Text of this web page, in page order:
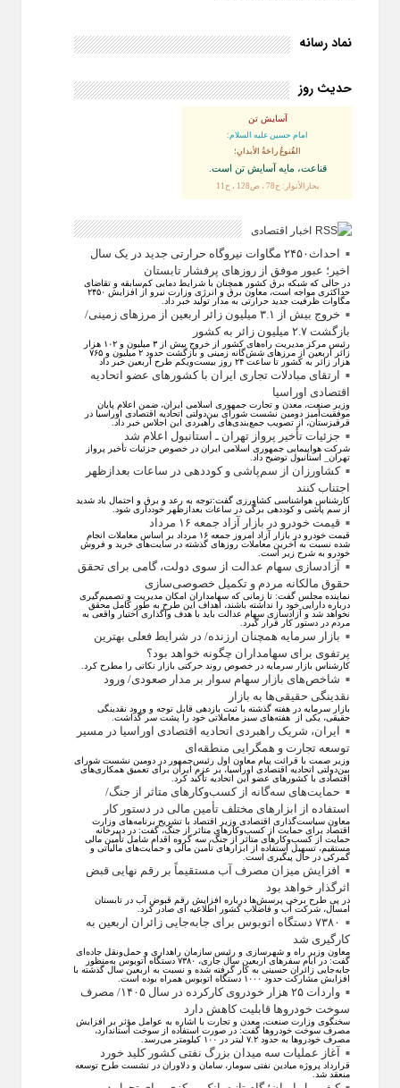
نماد رسانه
حدیث روز
آسایش تن
امام حسین علیه السلام:
القُنوعُ راحَةُ الأبدانِ؛
قناعت، مايه آسايش تن است.
بحارالأنوار: ج78 ، ص128 ، ح11
اخبار اقتصادی
احداث۲۴۵۰ مگاوات نیروگاه حرارتی جدید در یک سال
اخیر؛ عبور موفق از روز‌های پرفشار تابستان
در حالی که شبکه برق کشور همچنان با شرایط دمایی کم‌سابقه و تقاضای
حداکثری مواجه است، معاون برق و انرژی وزارت نیرو از افزایش ۲۴۵۰
مگاوات ظرفیت جدید حرارتی به مدار تولید خبر داد.
خروج بیش از ۳.۱ میلیون زائر اربعین از مرزهای زمینی/
بازگشت ۲.۷ میلیون زائر به کشور
رئیس مرکز مدیریت راه‌های کشور از خروج بیش از ۳ میلیون و ۱۰۲ هزار
زائر اربعین از مرزهای شش‌گانه زمینی و بازگشت حدود ۲ میلیون و ۷۶۵
هزار زائر به کشور تا ساعت ۲۴ روز بیست‌ویکم طرح اربعین خبر داد
ارتقای مبادلات تجاری ایران با کشور‌های عضو اتحادیه
اقتصادی اوراسیا
وزیر صنعت، معدن و تجارت جمهوری اسلامی ایران، ضمن اعلام پایان
موفقیت‌آمیز دومین نشست شورای بین‌دولتی اتحادیه اقتصادی اوراسیا در
قرقیزستان، از تصویب جمع‌بندی‌های راهبردی این اجلاس خبر داد.
جزئیات تأخیر پرواز تهران ـ استانبول اعلام شد
شرکت هواپیمایی جمهوری اسلامی ایران در خصوص جزئیات تأخیر پرواز
تهران_ استانبول توضیح داد.
کشاورزان از سم‌پاشی و کوددهی در ساعات بعدازظهر
اجتناب کنند
کارشناس هواشناسی کشاورزی گفت:توجه به رعد و برق و احتمال باد شدید
از سم پاشی و کوددهی برگی در ساعات بعدازظهر خودداری شود.
قیمت خودرو در بازار آزاد جمعه ۱۶ مرداد
قیمت خودرو در بازار آزاد امروز جمعه ۱۶ مرداد بر اساس معاملات انجام
شده نسبت به آخرین معاملات روز‌های گذشته در سایت‌های خرید و فروش
خودرو به شرح زیر است.
آزادسازی سهام عدالت از سوی دولت، گامی برای تحقق
حقوق مالکانه مردم و تکمیل خصوصی‌سازی
نماینده مجلس گفت: تا زمانی که سهامداران امکان مدیریت و تصمیم‌گیری
درباره دارایی خود را نداشته باشند، اهداف این طرح به طور کامل محقق
نخواهد شد و آزادسازی سهام عدالت باید با هدف واگذاری اختیار واقعی به
مردم در دستور کار قرار گیرد.
بازار سرمایه همچنان ارزنده/ در شرایط فعلی بهترین
پرتفوی برای سهامداران چگونه خواهد بود؟
کارشناس بازار سرمایه در خصوص روند حرکتی بازار نکاتی را مطرح کرد.
شاخص‌های بازار سهام سوار بر مدار صعودی/ ورود
نقدینگی حقیقی‌ها به بازار
بازار سرمایه در هفته گذشته با ثبت بازدهی قابل توجه و ورود نقدینگی
حقیقی، یکی از هفته‌های سبز معاملاتی خود را پشت سر گذاشت.
ایران، شریک راهبردی اتحادیه اقتصادی اوراسیا در مسیر
توسعه تجارت و همگرایی منطقه‌ای
وزیر صمت با قرائت پیام معاون اول رئیس‌جمهور در دومین نشست شورای
بین‌دولتی اتحادیه اقتصادی اوراسیا، بر عزم ایران برای تعمیق همکاری‌های
اقتصادی با کشورهای عضو این اتحادیه تأکید کرد.
حمایت‌های سه‌گانه از کسب‌وکارهای متاثر از جنگ/
استفاده از ابزارهای مختلف تأمین مالی در دستور کار
معاون سیاست‌گذاری اقتصادی وزیر اقتصاد با تشریح برنامه‌های وزارت
اقتصاد برای حمایت از کسب‌وکار‌های متاثر از جنگ، گفت: در دبیرخانه
حمایت از کسب‌وکار‌های متاثر از جنگ، سه گروه اقدام شامل تأمین مالی
مستقیم، تسهیل استفاده از ابزار‌های تأمین مالی و حمایت‌های مالیاتی و
گمرکی در حال پیگیری است.
افزایش میزان مصرف آب مستقیماً بر رقم نهایی قبض
اثرگذار خواهد بود
در پی طرح برخی پرسش‌ها درباره افزایش رقم قبوض آب در تابستان
امسال، شرکت آب و فاضلاب کشور اطلاعیه ای صادر کرد.
۷۳۸۰ دستگاه اتوبوس برای جابه‌جایی زائران اربعین به
کارگیری شد
معاون وزیر راه و شهرسازی و رئیس سازمان راهداری و حمل‌ونقل جاده‌ای
گفت: در ایام سفرهای اربعین سال جاری، ۷۳۸۰ دستگاه اتوبوس به‌منظور
جابه‌جایی زائران حسینی به‌ کار گرفته شده و نسبت به اربعین سال گذشته با
افزایش مشارکت حدود ۱۰۰۰ دستگاه اتوبوس همراه بوده است.
واردات ۲۵ هزار خودروی کارکرده در سال ۱۴۰۵/ مصرف
سوخت خودرو‌ها قابلیت کاهش دارد
سخنگوی وزارت صنعت، معدن و تجارت با اشاره به عوامل مؤثر بر افزایش
مصرف سوخت خودرو‌ها گفت: در صورت استفاده از سوخت استاندارد،
مصرف خودرو‌ها به حدود ۷.۲ لیتر در ۱۰۰ کیلومتر می‌رسد.
آغاز عملیات سه میدان بزرگ نفتی کشور کلید خورد
قرارداد پروژه میادین نفتی سومار، سامان و دلاوران در نشست طرح توسعه
منعقد شد.